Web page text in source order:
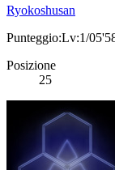
Ryokoshusan
Punteggio:Lv:1/
Posizione
25